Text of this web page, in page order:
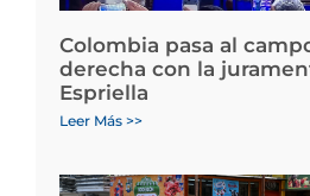
Colombia pasa al
derecha con la
Espriella
Leer Más >>